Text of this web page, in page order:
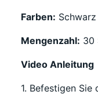
Farben: Schwarz
Mengenzahl: 30
Video Anleitung
1. Befestigen